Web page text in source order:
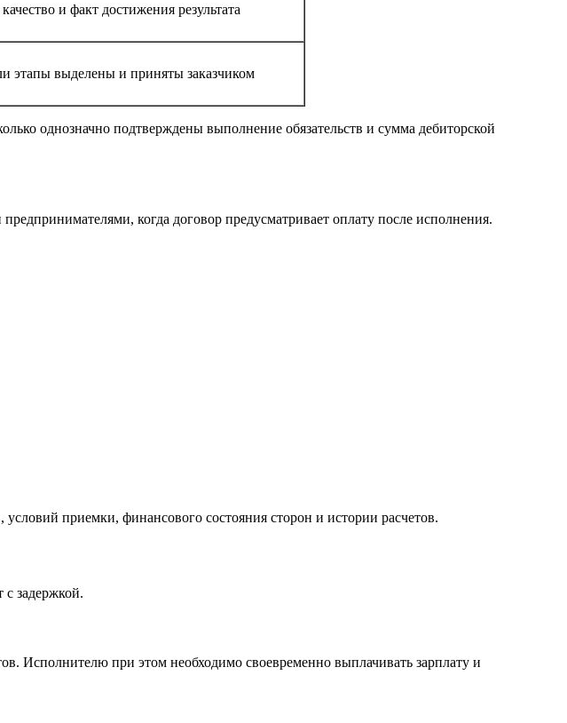
и факт достижения результата
этапы выделены и приняты заказчиком
однозначно подтверждены выполнение обязательств и сумма дебиторской
когда договор предусматривает оплату после исполнения.
приемки, финансового состояния сторон и истории расчетов.
с задержкой.
Исполнителю при этом необходимо своевременно выплачивать зарплату и